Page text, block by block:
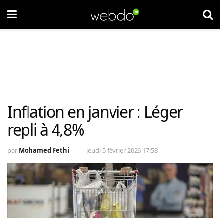
Inflation en janvier : Léger
repli à 4,8%
par Mohamed Fethi jeudi 5 février 2026 17:58